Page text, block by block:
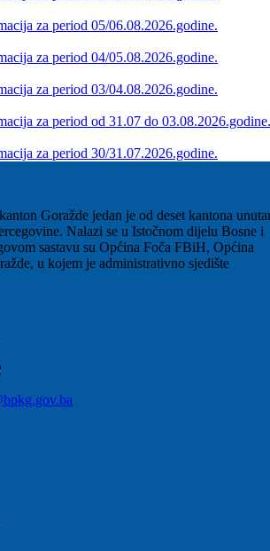
a
za period 06/07.08.2026.godine.
za period 05/06.08.2026.godine.
za period 04/05.08.2026.godine.
za period 03/04.08.2026.godine.